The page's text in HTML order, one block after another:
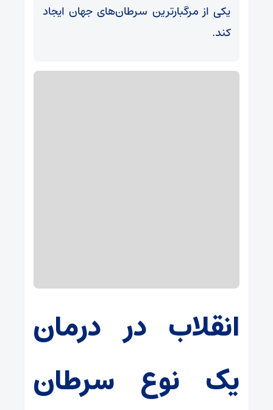
یکی از مرگبارترین سرطان‌های جهان ایجاد
کند.
انقلاب در درمان
یک نوع سرطان